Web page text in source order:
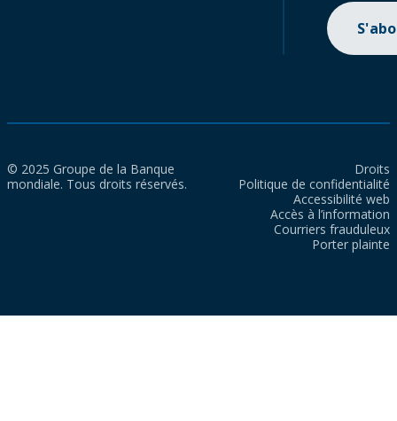
© 2025 Groupe de la Banque
mondiale. Tous droits réservés.
Droits
Politique de confidentialité
Accessibilité web
Accès à l’information
Courriers frauduleux
Porter plainte